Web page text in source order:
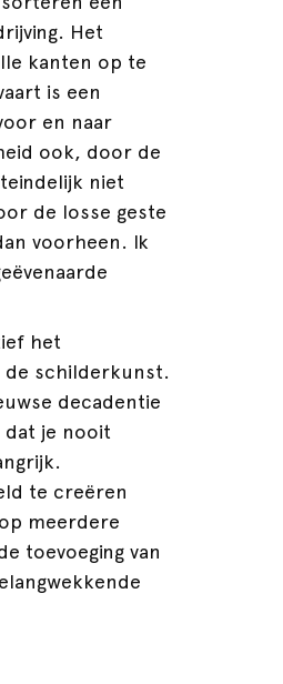
Het
kanten op te
is een
en naar
ook, door de
niet
de losse geste
voorheen. Ik
het
de schilderkunst.
decadentie
dat je nooit
te creëren
meerdere
toevoeging van